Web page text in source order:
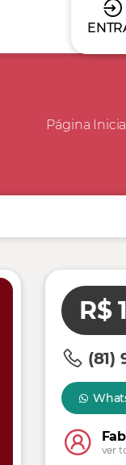
Página Inicial
R$
(81)
ver